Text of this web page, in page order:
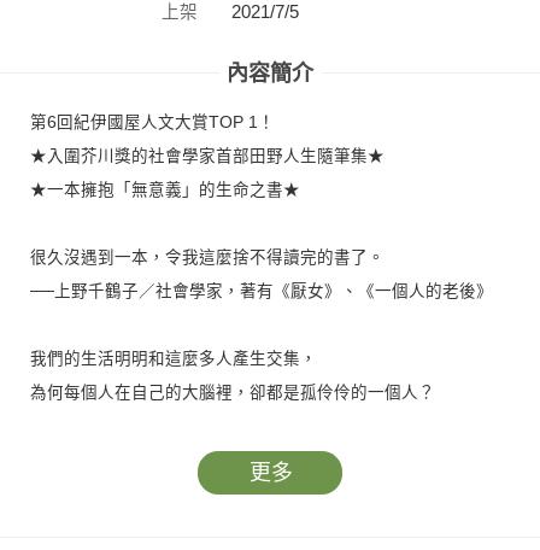
上架
2021/7/5
內容簡介
第6回紀伊國屋人文大賞TOP 1！
★入圍芥川獎的社會學家首部田野人生隨筆集★
★一本擁抱「無意義」的生命之書★
很久沒遇到一本，令我這麼捨不得讀完的書了。
──上野千鶴子／社會學家，著有《厭女》、《一個人的老後》
我們的生活明明和這麼多人產生交集，
為何每個人在自己的大腦裡，卻都是孤伶伶的一個人？
隱身於日本社會的沖繩人、部落民與在日朝鮮人；
遺忘於陽光下的黑幫小嘍囉、酒店公關與易妝者；
更多